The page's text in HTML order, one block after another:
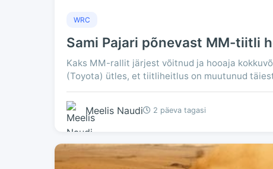
WRC
Sami Pajari põnevast MM-tiitli
Kaks MM-rallit järjest võitnud ja hooaja
(Toyota) ütles, et tiitliheitlus on muutunud
Meelis Naudi 2 päeva tagasi